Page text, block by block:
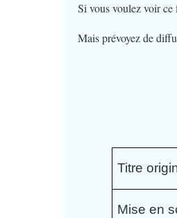
Si vous voulez voir ce
Mais prévoyez de
Titre
Mise en